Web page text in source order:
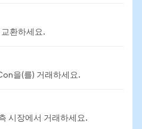
환하세요.
을(를) 거래하세요.
시장에서 거래하세요.